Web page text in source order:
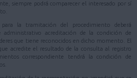
siempre podrá comparecer el interesado por sí
la tramitación del procedimiento deberá
administrativo acreditación de la condición de
que tiene reconocidos en dicho momento. El
acredite el resultado de la consulta al registro
correspondiente tendrá la condición de